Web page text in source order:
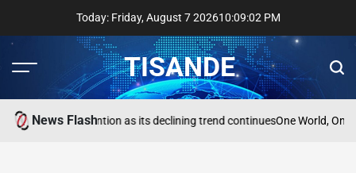
content
Today: Friday, August 7 202610:09:03 PM
Menu TISANDE
News Flash
needs attention as its declining trend continuesOne World, One